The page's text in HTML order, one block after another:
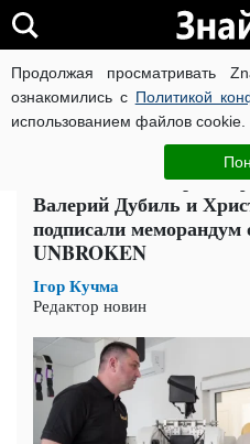
Продолжая просматривать
ознакомились с Политикой
использованием файлов cookie.
ВОЙНА РОССИИ ПРОТИВ
Общество
Реабилитация героев:
Валерий Дубиль и
подписали меморандум
UNBROKEN
Ігор Кучма
Редактор новин